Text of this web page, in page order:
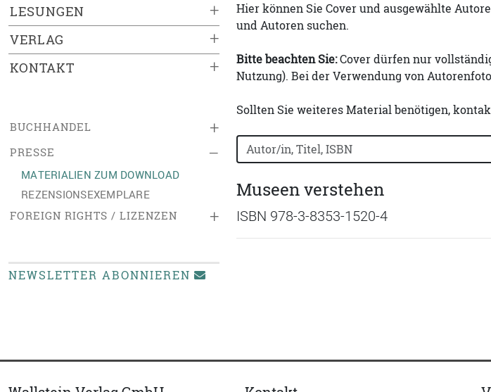
+
LESUNGEN
+
VERLAG
+
KONTAKT
+
BUCHHANDEL
–
PRESSE
MATERIALIEN ZUM DOWNLOAD
REZENSIONSEXEMPLARE
+
FOREIGN RIGHTS / LIZENZEN
NEWSLETTER ABONNIEREN
Hier können Sie Cover und ausgewählte
und Autoren suchen.
Bitte beachten Sie:Cover dürfen nur
Nutzung). Bei der Verwendung von
Sollten Sie weiteres Material benötigen,
Bücher nach Buchtitel, Autorennamen oder
Museen verstehen
ISBN 978-3-8353-1520-4